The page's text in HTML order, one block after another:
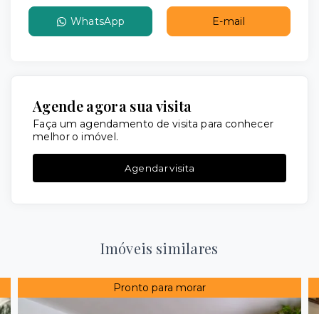
WhatsApp E-mail
Agende agora sua visita
Faça um agendamento de visita para conhecer
melhor o imóvel.
Agendar visita
Imóveis similares
Pronto para morar